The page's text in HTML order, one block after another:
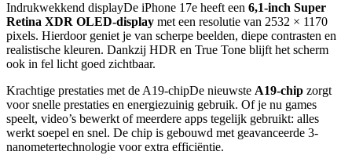
Indrukwekkend displayDe iPhone 17e heeft een 6,1-inch Super
Retina XDR OLED-display met een resolutie van 2532 × 1170
pixels. Hierdoor geniet je van scherpe beelden, diepe contrasten en
realistische kleuren. Dankzij HDR en True Tone blijft het scherm
ook in fel licht goed zichtbaar.
Krachtige prestaties met de A19-chipDe nieuwste A19-chip zorgt
voor snelle prestaties en energiezuinig gebruik. Of je nu games
speelt, video’s bewerkt of meerdere apps tegelijk gebruikt: alles
werkt soepel en snel. De chip is gebouwd met geavanceerde 3-
nanometertechnologie voor extra efficiëntie.